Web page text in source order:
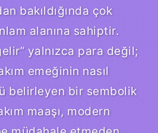
bakıldığında çok
alanına sahiptir.
yalnızca para değil;
emeğinin nasıl
belirleyen bir sembolik
maaşı, modern